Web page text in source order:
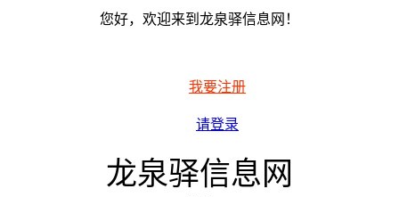
您好，欢迎来到龙泉驿信息网！
我要注册
请登录
龙泉驿信息网